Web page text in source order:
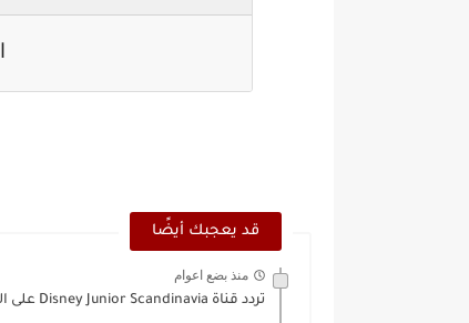
قد يعجبك أيضًا
منذ بضع اعوام
تردد قناة Disney Junior Scandinavia على النايل سات